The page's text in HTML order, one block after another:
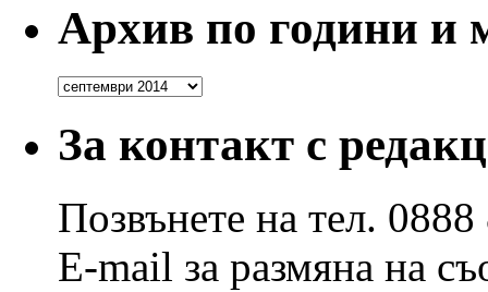
Архив по години и
Архив
и
месеци
За контакт с
Позвънете на тел.
E-mail за размяна на